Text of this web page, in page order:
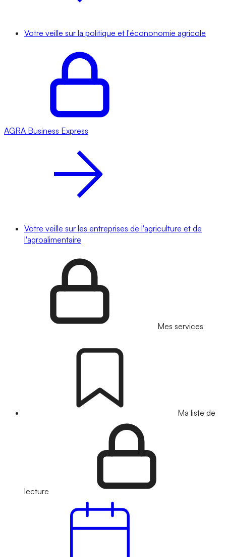
Votre veille sur la politique et l'écononomie agricole
AGRA Business Express
Votre veille sur les entreprises de l'agriculture et de
l'agroalimentaire
Mes services
Ma liste de
lecture